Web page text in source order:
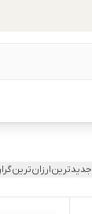
جدیدترینارزان‌ترین